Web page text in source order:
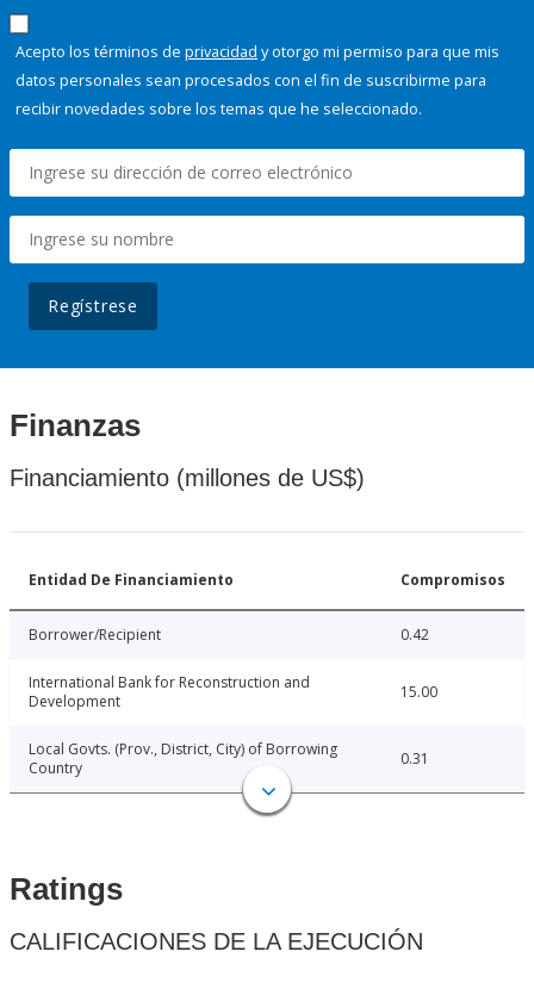
Acepto los términos de privacidad y otorgo mi permiso para que mis
datos personales sean procesados con el fin de suscribirme para
recibir novedades sobre los temas que he seleccionado.
Regístrese
Finanzas
Financiamiento (millones de US$)
Entidad De Financiamiento Compromisos
Borrower/Recipient 0.42
International Bank for Reconstruction and
Development
15.00
Local Govts. (Prov., District, City) of Borrowing
Country
0.31
Ratings
CALIFICACIONES DE LA EJECUCIÓN